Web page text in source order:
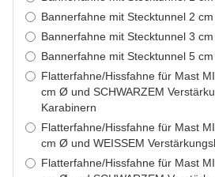
Bannerfahne mit Stecktunnel 2
Bannerfahne mit Stecktunnel 3
Bannerfahne mit Stecktunnel 5
Flatterfahne/Hissfahne für Mast
cm Ø und SCHWARZEM
Karabinern
Flatterfahne/Hissfahne für Mast
cm Ø und WEISSEM
Flatterfahne/Hissfahne für Mast